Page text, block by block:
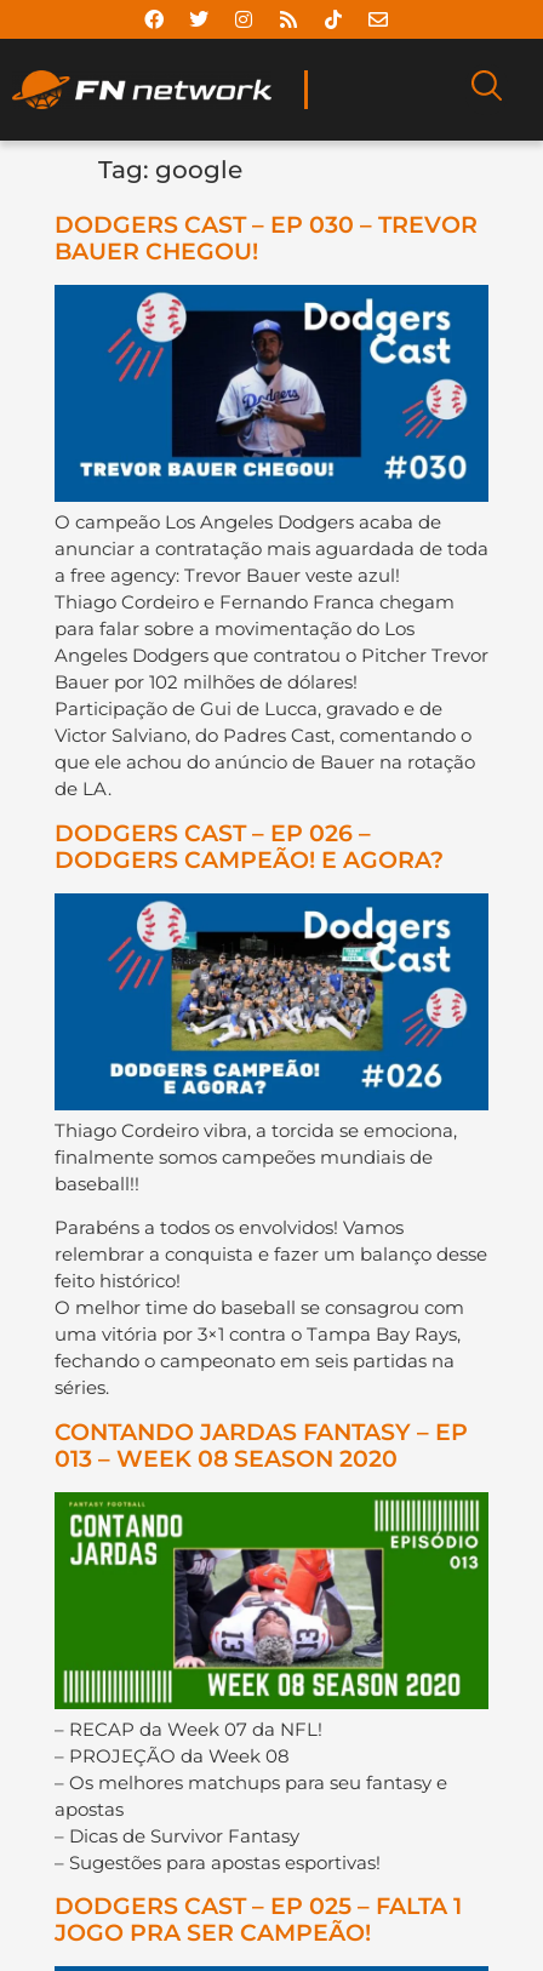
Tag: google
DODGERS CAST – EP 030 – TREVOR
BAUER CHEGOU!
O campeão Los Angeles Dodgers acaba de
anunciar a contratação mais aguardada de toda
a free agency: Trevor Bauer veste azul!
Thiago Cordeiro e Fernando Franca chegam
para falar sobre a movimentação do Los
Angeles Dodgers que contratou o Pitcher Trevor
Bauer por 102 milhões de dólares!
Participação de Gui de Lucca, gravado e de
Victor Salviano, do Padres Cast, comentando o
que ele achou do anúncio de Bauer na rotação
de LA.
DODGERS CAST – EP 026 –
DODGERS CAMPEÃO! E AGORA?
Thiago Cordeiro vibra, a torcida se emociona,
finalmente somos campeões mundiais de
baseball!!
Parabéns a todos os envolvidos! Vamos
relembrar a conquista e fazer um balanço desse
feito histórico!
O melhor time do baseball se consagrou com
uma vitória por 3×1 contra o Tampa Bay Rays,
fechando o campeonato em seis partidas na
séries.
CONTANDO JARDAS FANTASY – EP
013 – WEEK 08 SEASON 2020
– RECAP da Week 07 da NFL!
– PROJEÇÃO da Week 08
– Os melhores matchups para seu fantasy e
apostas
– Dicas de Survivor Fantasy
– Sugestões para apostas esportivas!
DODGERS CAST – EP 025 – FALTA 1
JOGO PRA SER CAMPEÃO!